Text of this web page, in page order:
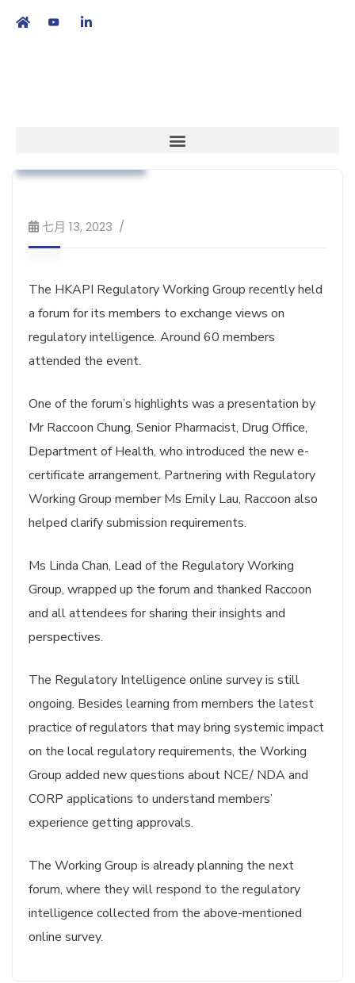
七月 13, 2023
The HKAPI Regulatory Working Group recently held
a forum for its members to exchange views on
regulatory intelligence. Around 60 members
attended the event.
One of the forum’s highlights was a presentation by
Mr Raccoon Chung, Senior Pharmacist, Drug Office,
Department of Health, who introduced the new e-
certificate arrangement. Partnering with Regulatory
Working Group member Ms Emily Lau, Raccoon also
helped clarify submission requirements.
Ms Linda Chan, Lead of the Regulatory Working
Group, wrapped up the forum and thanked Raccoon
and all attendees for sharing their insights and
perspectives.
The Regulatory Intelligence online survey is still
ongoing. Besides learning from members the latest
practice of regulators that may bring systemic impact
on the local regulatory requirements, the Working
Group added new questions about NCE/ NDA and
CORP applications to understand members’
experience getting approvals.
The Working Group is already planning the next
forum, where they will respond to the regulatory
intelligence collected from the above-mentioned
online survey.